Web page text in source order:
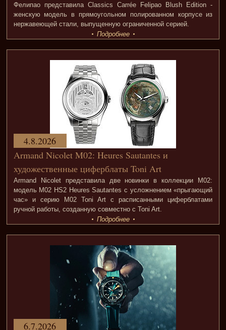
Фелипао представила Classics Carrée Felipao Blush Edition -
женскую модель в прямоугольном полированном корпусе из
нержавеющей стали, выпущенную ограниченной серией.
Подробнее
Armand Nicolet M02: Heures Sautantes и
художественные циферблаты Toni Art
Armand Nicolet представила две новинки в коллекции M02:
модель M02 HS2 Heures Sautantes с усложнением «прыгающий
час» и серию M02 Toni Art с расписанными циферблатами
ручной работы, созданную совместно с Toni Art.
4.8.2026
Подробнее
6.7.2026